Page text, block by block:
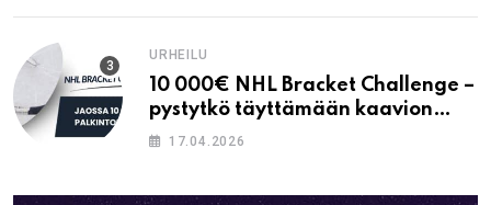
URHEILU
10 000€ NHL Bracket Challenge –
pystytkö täyttämään kaavion
oikein?
17.04.2026